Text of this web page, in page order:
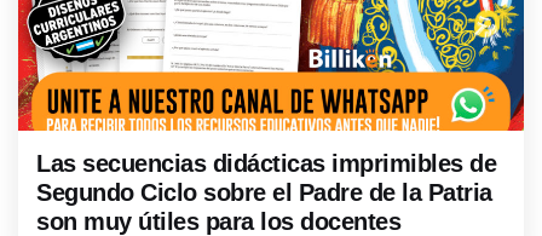
Las secuencias didácticas imprimibles de
Segundo Ciclo sobre el Padre de la Patria
son muy útiles para los docentes